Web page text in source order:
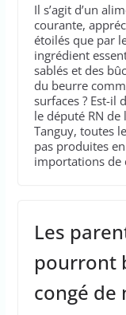
Il s’agit d’un
courante,
étoilés que par
ingrédient
sablés et des
du beurre
surfaces ? Est-il
le député RN de
Tanguy, toutes
pas produites
importations de
Les
pourront
congé de